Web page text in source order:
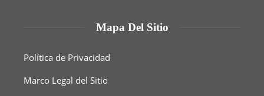
Mapa Del Sitio
Política de Privacidad
Marco Legal del Sitio